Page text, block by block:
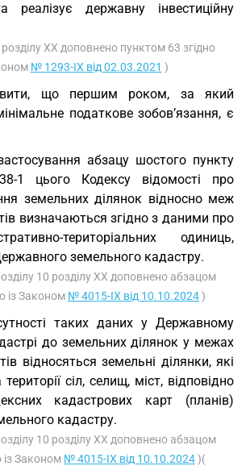
реалізує державну інвестиційну
ХХ доповнено пунктом 63 згідно
№ 1293-IX від 02.03.2021 )
що першим роком, за який
податкове зобов’язання, є
абзацу шостого пункту
1 цього Кодексу відомості про
земельних ділянок відносно меж
визначаються згідно з даними про
територіальних одиниць,
земельного кадастру.
10 розділу ХХ доповнено абзацом
із Законом № 4015-IX від 10.10.2024)
таких даних у Державному
до земельних ділянок у межах
відносяться земельні ділянки, які
сіл, селищ, міст, відповідно
кадастрових карт (планів)
кадастру.
10 розділу ХХ доповнено абзацом
із Законом № 4015-IX від 10.10.2024)(